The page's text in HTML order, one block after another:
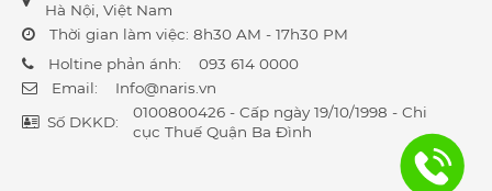
Hà Nội, Việt Nam
Thời gian làm việc: 8h30 AM - 17h30 PM
Holtine phản ánh:
093 614 0000
Email:
Info@naris.vn
Số DKKD:
0100800426 - Cấp ngày 19/10/1998 - Chi
cục Thuế Quận Ba Đình